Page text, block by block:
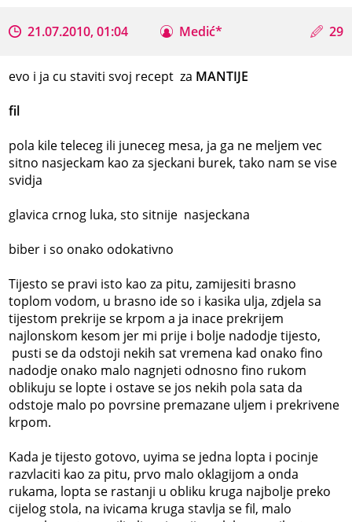
21.07.2010, 01:04 Medić* 29
evo i ja cu staviti svoj recept za MANTIJE
fil
pola kile teleceg ili juneceg mesa, ja ga ne meljem vec
sitno nasjeckam kao za sjeckani burek, tako nam se vise
svidja
glavica crnog luka, sto sitnije nasjeckana
biber i so onako odokativno
Tijesto se pravi isto kao za pitu, zamijesiti brasno
toplom vodom, u brasno ide so i kasika ulja, zdjela sa
tijestom prekrije se krpom a ja inace prekrijem
najlonskom kesom jer mi prije i bolje nadodje tijesto,
pusti se da odstoji nekih sat vremena kad onako fino
nadodje onako malo nagnjeti odnosno fino rukom
oblikuju se lopte i ostave se jos nekih pola sata da
odstoje malo po povrsine premazane uljem i prekrivene
krpom.
Kada je tijesto gotovo, uyima se jedna lopta i pocinje
razvlaciti kao za pitu, prvo malo oklagijom a onda
rukama, lopta se rastanji u obliku kruga najbolje preko
cijelog stola, na ivicama kruga stavlja se fil, malo